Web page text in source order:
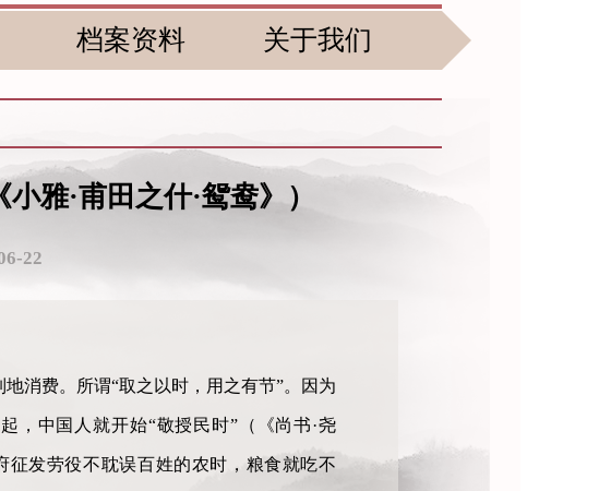
档案资料 关于我们
雅·甫田之什·鸳鸯》）
22
消费。所谓“取之以时，用之有节”。因为
，中国人就开始“敬授民时”（《尚书·尧
发劳役不耽误百姓的农时，粮食就吃不